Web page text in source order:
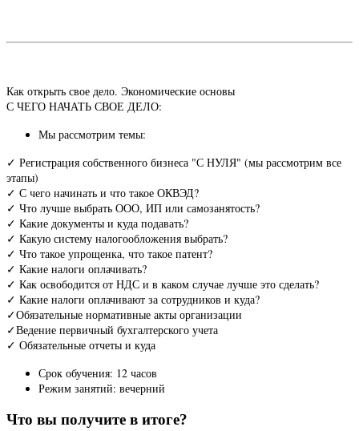
Как открыть свое дело. Экономические основы
С ЧЕГО НАЧАТЬ СВОЕ ДЕЛО:
Мы рассмотрим темы:
✓ Регистрация собственного бизнеса "С НУЛЯ" (мы рассмотрим все
этапы)
✓ С чего начинать и что такое ОКВЭД?
✓ Что лучше выбрать ООО, ИП или самозанятость?
✓ Какие документы и куда подавать?
✓ Какую систему налогообложения выбрать?
✓ Что такое упрощенка, что такое патент?
✓ Какие налоги оплачивать?
✓ Как освободится от НДС и в каком случае лучше это сделать?
✓ Какие налоги оплачивают за сотрудников и куда?
✓Обязательные нормативные акты организации
✓Ведение первичный бухгалтерского учета
✓ Обязательные отчеты и куда
Срок обучения: 12 часов
Режим занятий: вечерний
Что вы получите в итоге?